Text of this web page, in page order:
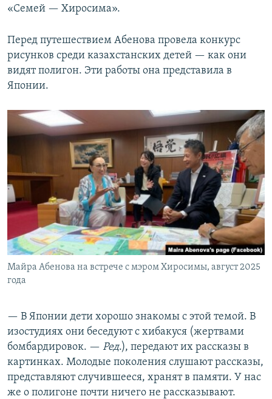
«Семей — Хиросима».
Перед путешествием Абенова провела конкурс
рисунков среди казахстанских детей — как они
видят полигон. Эти работы она представила в
Японии.
Майра Абенова на встрече с мэром Хиросимы, август 2025
года
— В Японии дети хорошо знакомы с этой темой. В
изостудиях они беседуют с хибакуся (жертвами
бомбардировок. — Ред.), передают их рассказы в
картинках. Молодые поколения слушают рассказы,
представляют случившееся, хранят в памяти. У нас
же о полигоне почти ничего не рассказывают.